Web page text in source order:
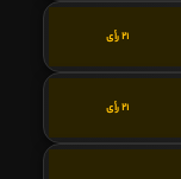
21 رأی
21 رأی